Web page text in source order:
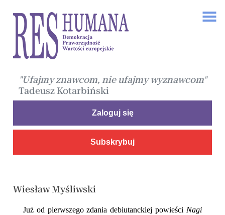
"Ufajmy znawcom, nie ufajmy wyznawcom"
Tadeusz Kotarbiński
Zaloguj się
Subskrybuj
Wiesław Myśliwski
Już od pierwszego zdania debiutanckiej powieści Nagi